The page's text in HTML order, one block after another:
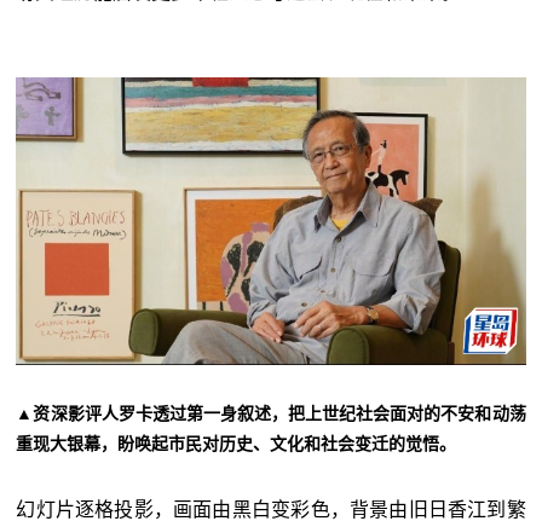
▲资深影评人罗卡透过第一身叙述，把上世纪社会面对的不安和动荡
重现大银幕，盼唤起市民对历史、文化和社会变迁的觉悟。
幻灯片逐格投影，画面由黑白变彩色，背景由旧日香江到繁